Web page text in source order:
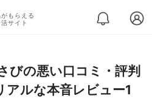
もらえる
サイト
びの悪い口コミ・評判
アルな本音レビュー1